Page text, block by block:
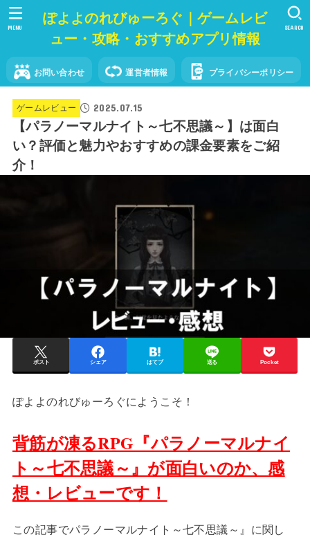
ぽよよのれびゅーろぐ｜ゲームレビ
ュー・攻略・おすすめアプリ情報
お問い合わせ 運営者情報 プライバシーポリシー
SEARCH
MENU
ゲームレビュー 2025.07.15
【パラノーマルナイト～七不思議～】は面白
い？評価と魅力やおすすめの課金要素をご紹
介！
ポスト シェア はてブ 送る Pocket
ぽよよのれびゅーろぐにようこそ！
背筋が凍るRPG『パラノーマルナイ
ト～七不思議～』が面白いのか、感
想・レビューです！
この記事でパラノーマルナイト～七不思議～』に関し